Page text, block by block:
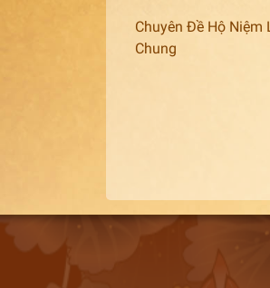
Chuyên Đề Hộ Niệm
Chung